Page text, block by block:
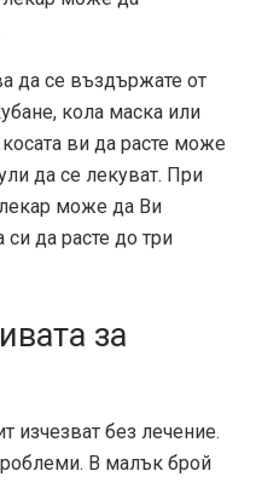
да се въздържате от
кола маска или
ви да расте може
да се лекуват. При
може да Ви
си да расте до три
за
изчезват без лечение.
В малък брой